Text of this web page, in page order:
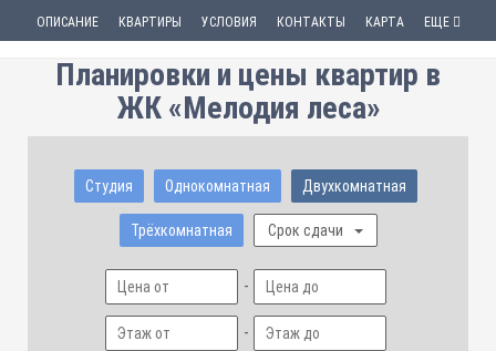
ОПИСАНИЕ КВАРТИРЫ УСЛОВИЯ КОНТАКТЫ КАРТА ЕЩЕ
Планировки и цены квартир в
ЖК «Мелодия леса»
Студия Однокомнатная Двухкомнатная
Трёхкомнатная Срок сдачи
-
-